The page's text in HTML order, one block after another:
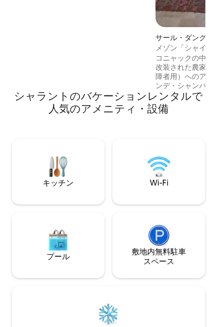
サール・ダングル
メゾン「シャイ・
コニャックの中心
改装された農家。
障者用）へのアクセ
ンデ・シャンパー
するシェは、家族
いサービスを提供
境を提供します。 薪ストーブ（木材はお
セス。 高速イン
自転車が敷地内で
供1台）。
シャラントのバケーションレンタルで
人気のアメニティ・設備
キッチン Wi-Fi
プール
敷地内無料駐⁠車
ス⁠ペ⁠ー⁠ス